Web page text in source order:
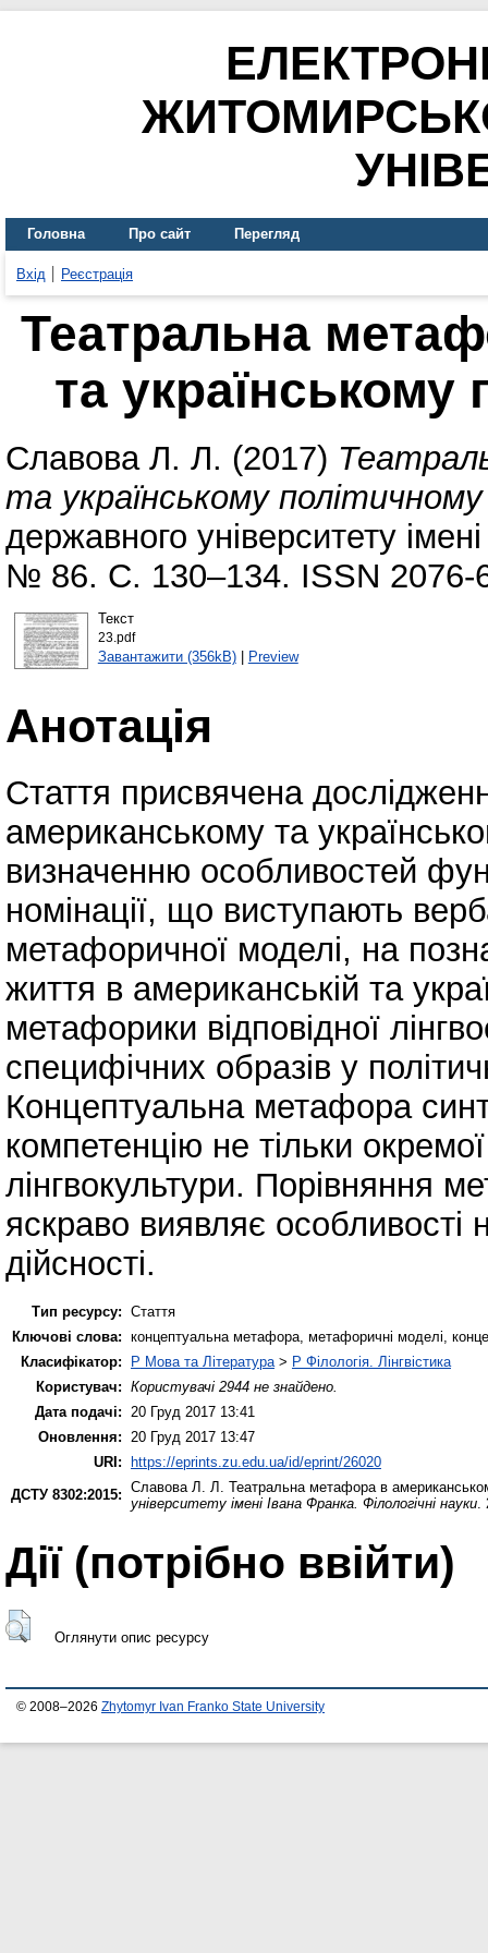
Головна Про сайт Перегляд
Вхід Реєстрація
Театральна
та українському
Славова Л. Л. (2017)
та українському політичному
державного університету
№ 86. С. 130–134. ISSN 2076-
Текст
23.pdf
Завантажити (356kB)| Preview
Анотація
Стаття присвячена
американському та
визначенню особливостей
номінації, що виступають
метафоричної моделі, на
життя в американській та
метафорики відповідної
специфічних образів у
Концептуальна метафора
компетенцію не тільки
лінгвокультури. Порівняння
яскраво виявляє особливості
дійсності.
Тип ресурсу: Стаття
Ключові слова: концептуальна метафора, метафоричні моделі,
Класифікатор:
P Мова та Література > P Філологія. Лінгвістика
Користувач: Користувачі 2944 не знайдено.
Дата подачі:
20 Груд 2017 13:41
Оновлення:
20 Груд 2017 13:47
URI: https://eprints.zu.edu.ua/id/eprint/26020
ДСТУ 8302:2015: Славова Л. Л. Театральна метафора в
університету імені Івана Франка. Філологічні науки
Дії ​​(потрібно ввійти)
Оглянути опис ресурсу
© 2008–2026 Zhytomyr Ivan Franko State University